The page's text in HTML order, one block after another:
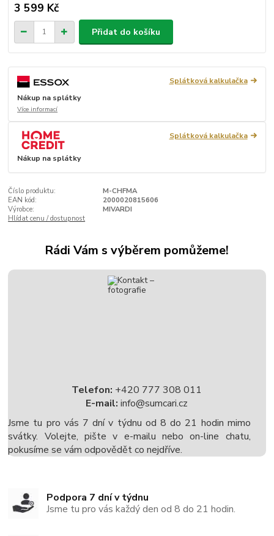
3 599 Kč
Přidat do košíku
Splátková kalkulačka
Nákup na splátky
Více informací
Splátková kalkulačka
Nákup na splátky
Číslo produktu:
M-CHFMA
EAN kód:
2000020815606
Výrobce:
MIVARDI
Hlídat cenu / dostupnost
Rádi Vám s výběrem pomůžeme!
Telefon: +420 777 308 011
E-mail: info@sumcari.cz
Jsme tu pro vás 7 dní v týdnu od 8 do 21 hodin mimo
svátky. Volejte, pište v e-mailu nebo on-line chatu,
pokusíme se vám odpovědět co nejdříve.
Podpora 7 dní v týdnu
Jsme tu pro vás každý den od 8 do 21 hodin.